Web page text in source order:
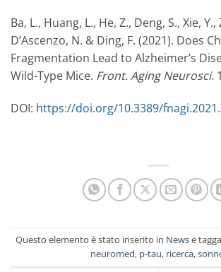
Ba, L., Huang, L., He, Z., Deng, S., Xie,
D’Ascenzo, N. & Ding, F. (2021). Does
Fragmentation Lead to Alzheimer’s
Wild-Type Mice. Front. Aging Neurosci.
DOI: https://doi.org/10.3389/
Questo elemento è stato inserito in Newse
neuromed, p-tau, ricerca,